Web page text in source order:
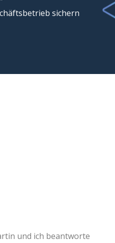
sichern
und ich beantworte